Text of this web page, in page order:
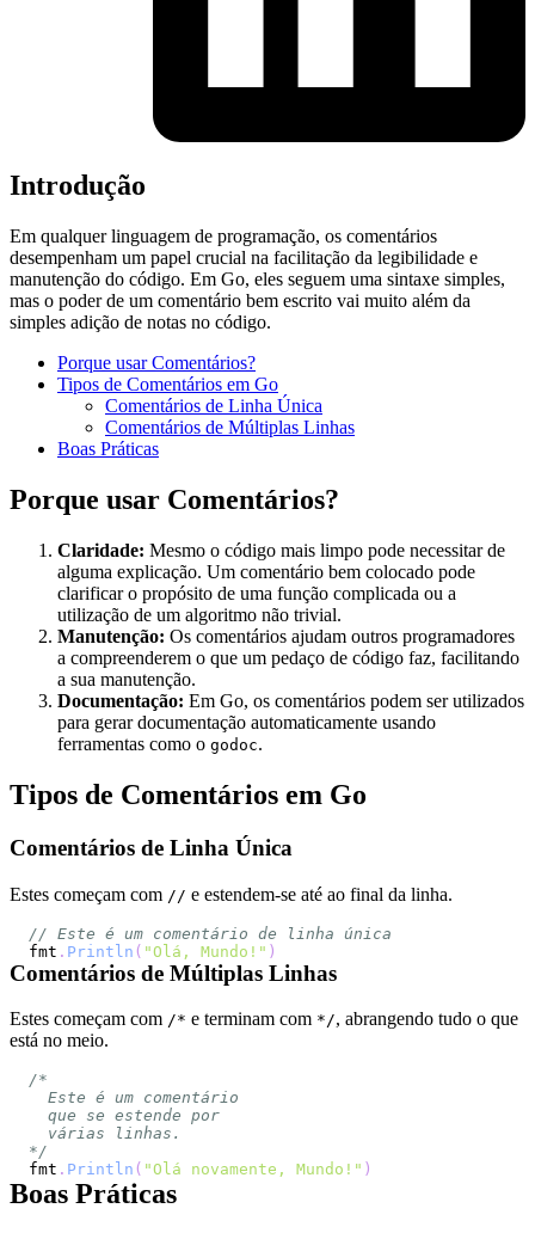
Introdução
Em qualquer linguagem de programação, os comentários
desempenham um papel crucial na facilitação da legibilidade e
manutenção do código. Em Go, eles seguem uma sintaxe simples,
mas o poder de um comentário bem escrito vai muito além da
simples adição de notas no código.
Porque usar Comentários?
Tipos de Comentários em Go
Comentários de Linha Única
Comentários de Múltiplas Linhas
Boas Práticas
Porque usar Comentários?
Claridade: Mesmo o código mais limpo pode necessitar de
alguma explicação. Um comentário bem colocado pode
clarificar o propósito de uma função complicada ou a
utilização de um algoritmo não trivial.
Manutenção: Os comentários ajudam outros programadores
a compreenderem o que um pedaço de código faz, facilitando
a sua manutenção.
Documentação: Em Go, os comentários podem ser utilizados
para gerar documentação automaticamente usando
ferramentas como o godoc.
Tipos de Comentários em Go
Comentários de Linha Única
Estes começam com // e estendem-se até ao final da linha.
// Este é um comentário de linha única
fmt . Println ( "Olá, Mundo!" )
Comentários de Múltiplas Linhas
Estes começam com /* e terminam com */, abrangendo tudo o que
está no meio.
*/
fmt . Println ( "Olá novamente, Mundo!" )
Boas Práticas